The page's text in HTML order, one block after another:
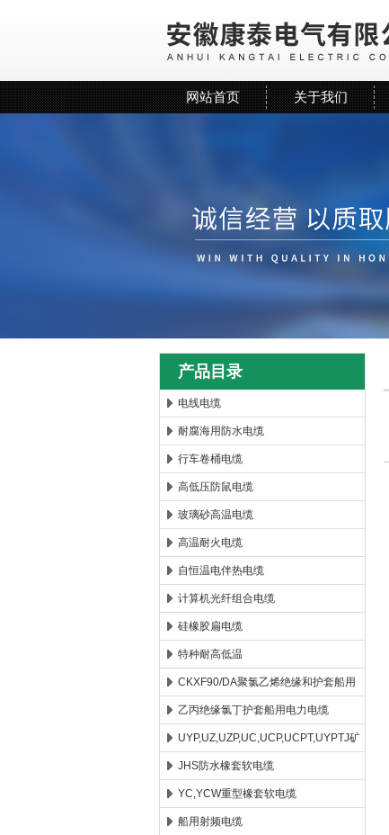
安徽康泰电气有限公司
网站首页 关于我们
产品目录
电线电缆
耐腐海用防水电缆
行车卷桶电缆
高低压防鼠电缆
玻璃砂高温电缆
高温耐火电缆
自恒温电伴热电缆
计算机光纤组合电缆
硅橡胶扁电缆
特种耐高低温
CKXF90/DA聚氯乙烯绝缘和护套船用
控制电缆
乙丙绝缘氯丁护套船用电力电缆
UYP,UZ,UZP,UC,UCP,UCPT,UYPTJ矿
用电缆
JHS防水橡套软电缆
YC,YCW重型橡套软电缆
船用射频电缆